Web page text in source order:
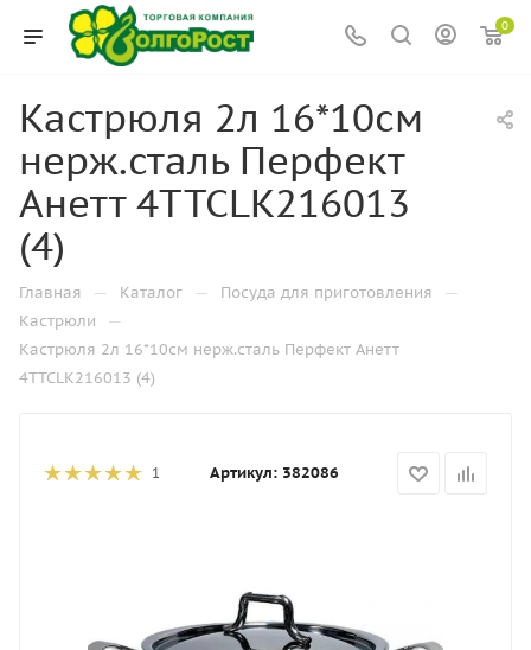
0
Кастрюля 2л 16*10см
нерж.сталь Перфект
Анетт 4TTCLK216013
(4)
Главная — Каталог — Посуда для приготовления —
Кастрюли —
Кастрюля 2л 16*10см нерж.сталь Перфект Анетт
4TTCLK216013 (4)
1 Артикул: 382086